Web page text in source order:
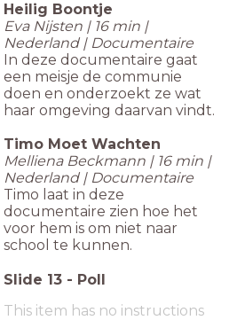
Heilig Boontje
Eva Nijsten | 16 min |
Nederland | Documentaire
In deze documentaire gaat
een meisje de communie
doen en onderzoekt ze wat
haar omgeving daarvan vindt.
Timo Moet Wachten
Melliena Beckmann | 16 min |
Nederland | Documentaire
Timo laat in deze
documentaire zien hoe het
voor hem is om niet naar
school te kunnen.
Slide 13 - Poll
This item has no instructions